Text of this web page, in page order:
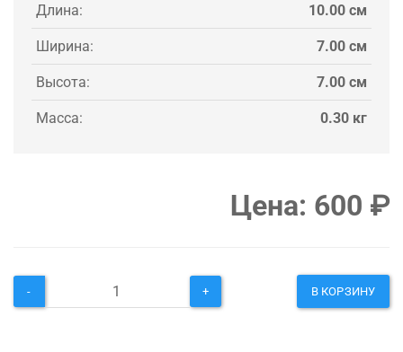
Длина: 10.00 см
Ширина: 7.00 см
Высота: 7.00 см
Масса: 0.30 кг
Цена: 600 ₽
- + В КОРЗИНУ